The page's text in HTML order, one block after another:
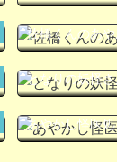
佐橋くんのあ
となりの妖怪
あやかし怪医処